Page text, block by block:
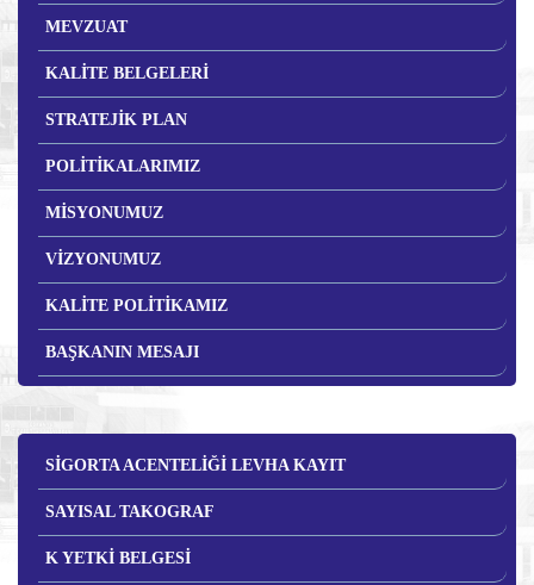
MEVZUAT
KALİTE BELGELERİ
STRATEJİK PLAN
POLİTİKALARIMIZ
MİSYONUMUZ
VİZYONUMUZ
KALİTE POLİTİKAMIZ
BAŞKANIN MESAJI
SİGORTA ACENTELİĞİ LEVHA KAYIT
SAYISAL TAKOGRAF
K YETKİ BELGESİ